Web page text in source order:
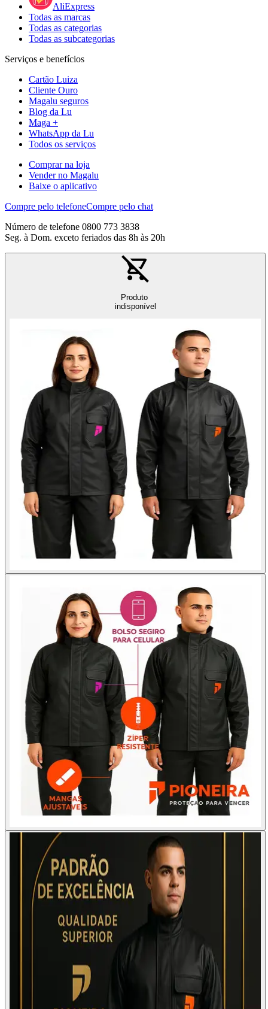
AliExpress
Todas as marcas
Todas as categorias
Todas as subcategorias
Serviços e benefícios
Cartão Luiza
Cliente Ouro
Magalu seguros
Blog da Lu
Maga +
WhatsApp da Lu
Todos os serviços
Comprar na loja
Vender no Magalu
Baixe o aplicativo
Compre pelo telefoneCompre pelo chat
Número de telefone 0800 773 3838
Seg. à Dom. exceto feriados das 8h às 20h
Produto
indisponível